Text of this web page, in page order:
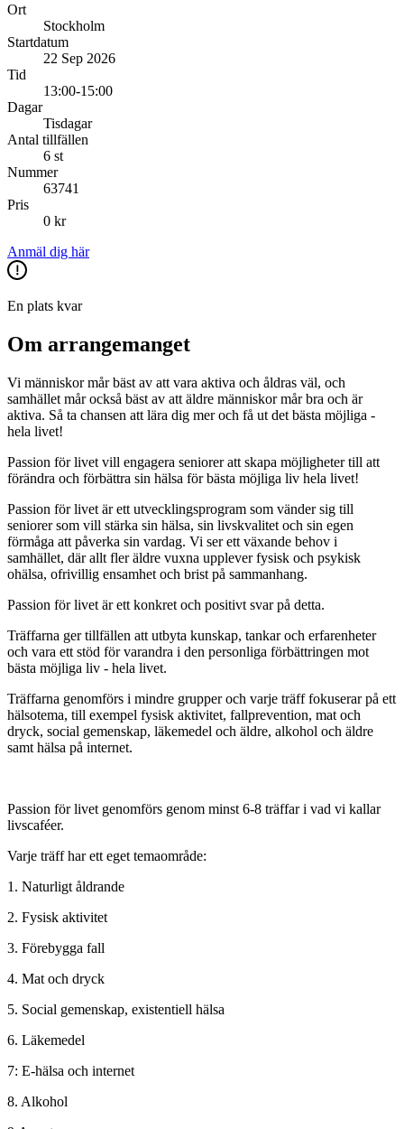
Ort
Stockholm
Startdatum
22 Sep 2026
Tid
13:00-15:00
Dagar
Tisdagar
Antal tillfällen
6 st
Nummer
63741
Pris
0 kr
Anmäl dig här
En plats kvar
Om arrangemanget
Vi människor mår bäst av att vara aktiva och åldras väl, och
samhället mår också bäst av att äldre människor mår bra och är
aktiva. Så ta chansen att lära dig mer och få ut det bästa möjliga -
hela livet!
Passion för livet vill engagera seniorer att skapa möjligheter till att
förändra och förbättra sin hälsa för bästa möjliga liv hela livet!
Passion för livet är ett utvecklingsprogram som vänder sig till
seniorer som vill stärka sin hälsa, sin livskvalitet och sin egen
förmåga att påverka sin vardag. Vi ser ett växande behov i
samhället, där allt fler äldre vuxna upplever fysisk och psykisk
ohälsa, ofrivillig ensamhet och brist på sammanhang.
Passion för livet är ett konkret och positivt svar på detta.
Träffarna ger tillfällen att utbyta kunskap, tankar och erfarenheter
och vara ett stöd för varandra i den personliga förbättringen mot
bästa möjliga liv - hela livet.
Träffarna genomförs i mindre grupper och varje träff fokuserar på ett
hälsotema, till exempel fysisk aktivitet, fallprevention, mat och
dryck, social gemenskap, läkemedel och äldre, alkohol och äldre
samt hälsa på internet.
Passion för livet genomförs genom minst 6-8 träffar i vad vi kallar
livscaféer.
Varje träff har ett eget temaområde:
1. Naturligt åldrande
2. Fysisk aktivitet
3. Förebygga fall
4. Mat och dryck
5. Social gemenskap, existentiell hälsa
6. Läkemedel
7: E-hälsa och internet
8. Alkohol